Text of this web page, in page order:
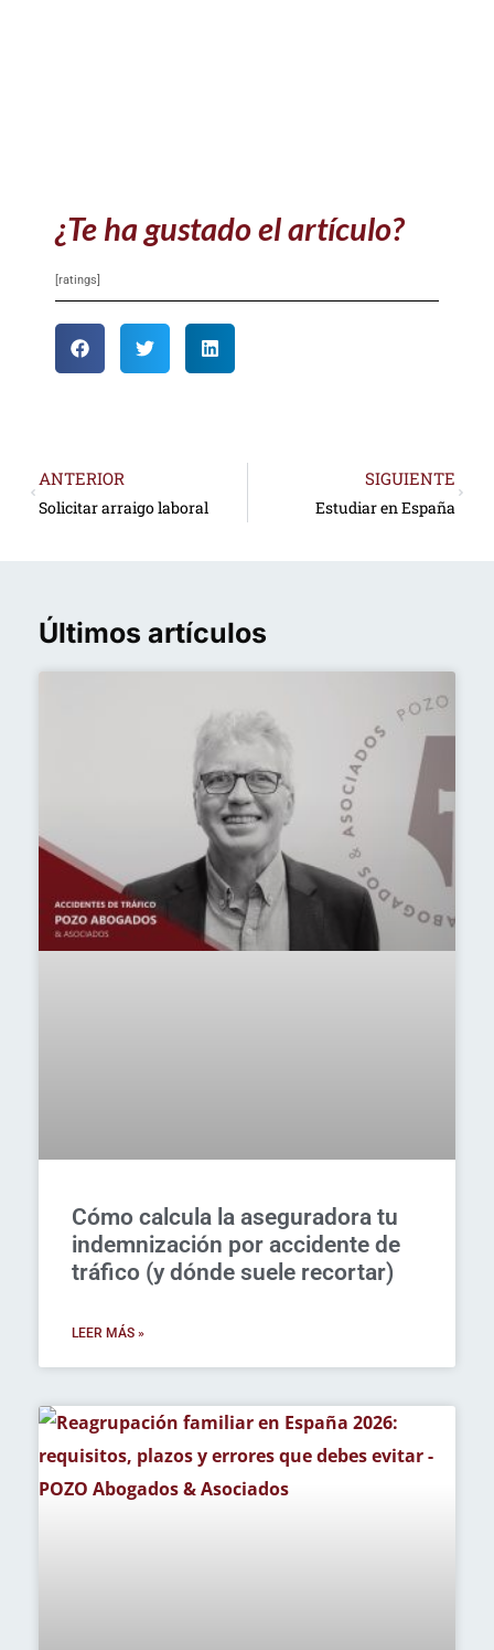
¿Te ha gustado el artículo?
[ratings]
ANTERIOR
Solicitar arraigo laboral
SIGUIENTE
Estudiar en España
Últimos artículos
Cómo calcula la aseguradora tu
indemnización por accidente de
tráfico (y dónde suele recortar)
LEER MÁS »